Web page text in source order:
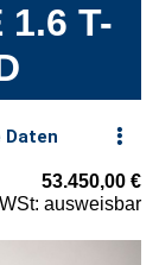
1.6 T-
Daten
53.450,00 €
ausweisbar